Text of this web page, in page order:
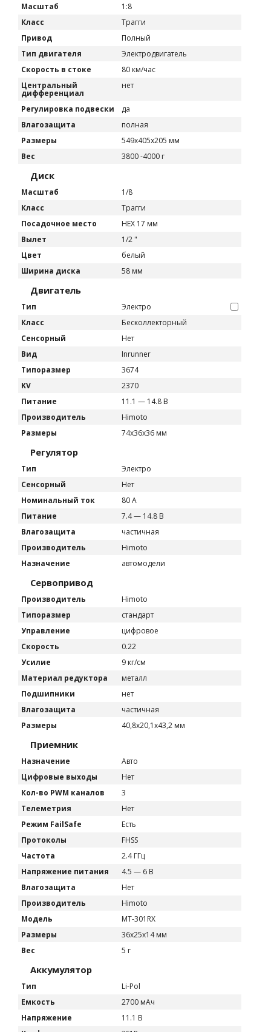
Масштаб
1:8
Класс
Трагги
Привод
Полный
Тип двигателя
Электродвигатель
Скорость в стоке
80 км/час
Центральный
дифференциал
нет
Регулировка подвески
да
Влагозащита
полная
Размеры
549x405x205 мм
Вес
3800 -4000 г
Диск
Масштаб
1/8
Класс
Трагги
Посадочное место
HEX 17 мм
Вылет
1/2 "
Цвет
белый
Ширина диска
58 мм
Двигатель
Тип
Электро
Класс
Бесколлекторный
Сенсорный
Нет
Вид
Inrunner
Типоразмер
3674
KV
2370
Питание
11.1 — 14.8 В
Производитель
Himoto
Размеры
74x36x36 мм
Регулятор
Тип
Электро
Сенсорный
Нет
Номинальный ток
80 А
Питание
7.4 — 14.8 В
Влагозащита
частичная
Производитель
Himoto
Назначение
автомодели
Сервопривод
Производитель
Himoto
Типоразмер
стандарт
Управление
цифровое
Скорость
0.22
Усилие
9 кг/см
Материал редуктора
металл
Подшипники
нет
Влагозащита
частичная
Размеры
40,8x20,1x43,2 мм
Приемник
Назначение
Авто
Цифровые выходы
Нет
Кол-во PWM каналов
3
Телеметрия
Нет
Режим FailSafe
Есть
Протоколы
FHSS
Частота
2.4 ГГц
Напряжение питания
4.5 — 6 В
Влагозащита
Нет
Производитель
Himoto
Модель
MT-301RX
Размеры
36x25x14 мм
Вес
5 г
Аккумулятор
Тип
Li-Pol
Емкость
2700 мАч
Напряжение
11.1 В